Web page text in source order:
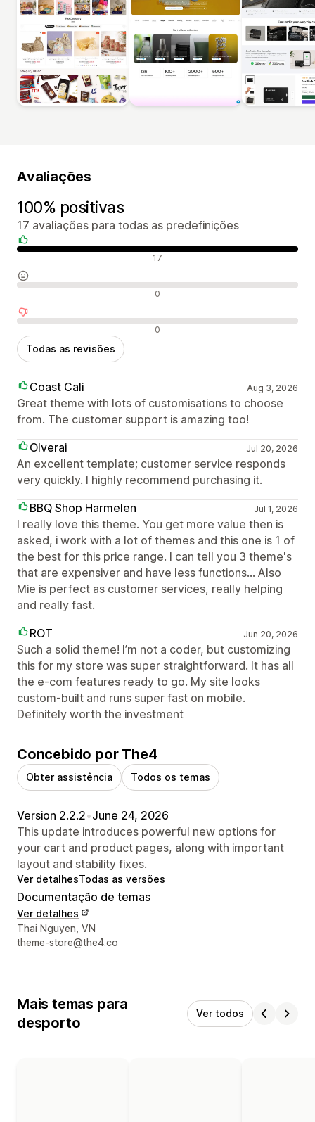
Avaliações
100% positivas
17 avaliações para todas as predefinições
Avaliações positivas 17
Avaliações neutras 0
Avaliações negativas 0
Todas as revisões
Coast Cali Aug 3, 2026
Great theme with lots of customisations to choose
from. The customer support is amazing too!
Olverai
Jul 20, 2026
An excellent template; customer service responds
very quickly. I highly recommend purchasing it.
BBQ Shop Harmelen
Jul 1, 2026
I really love this theme. You get more value then is
asked, i work with a lot of themes and this one is 1 of
the best for this price range. I can tell you 3 theme's
that are expensiver and have less functions... Also
Mie is perfect as customer services, really helping
and really fast.
ROT
Jun 20, 2026
Such a solid theme! I’m not a coder, but customizing
this for my store was super straightforward. It has all
the e-com features ready to go. My site looks
custom-built and runs super fast on mobile.
Definitely worth the investment
Concebido por The4
Obter assistência Todos os temas
Version 2.2.2•June 24, 2026
This update introduces powerful new options for
your cart and product pages, along with important
layout and stability fixes.
Ver detalhesTodas as versões
Documentação de temas
Ver detalhes
Detalhes de contacto do designer
Thai Nguyen, VN
theme-store@the4.co
Mais temas para
desporto
Ver todos